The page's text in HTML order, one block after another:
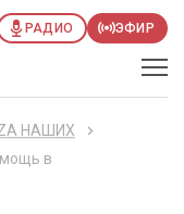
РАДИО ЭФИР
НАШИХ
в